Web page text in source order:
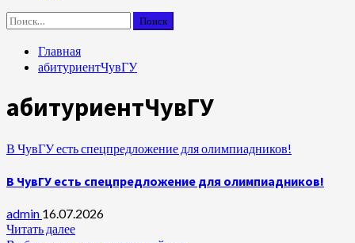
Найти:
Главная
абитуриентЧувГУ
абитуриентЧувГУ
В ЧувГУ есть спецпредложение для олимпиадников!
В ЧувГУ есть спецпредложение для олимпиадников!
admin 16.07.2026
Читать далее